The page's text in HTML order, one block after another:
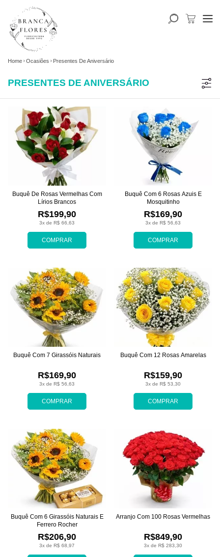
Home Ocasiões Presentes De Aniversário
PRESENTES DE ANIVERSÁRIO
COMPRAR
3x de R$ 66,63
R$199,90
Buquê De Rosas Vermelhas Com
Lírios Brancos
COMPRAR
3x de R$ 56,63
R$169,90
Buquê Com 6 Rosas Azuis E
Mosquitinho
COMPRAR
3x de R$ 56,63
R$169,90
Buquê Com 7 Girassóis Naturais
COMPRAR
3x de R$ 53,30
R$159,90
Buquê Com 12 Rosas Amarelas
3x de R$ 68,97
R$206,90
Buquê Com 6 Girassóis Naturais E
Ferrero Rocher
3x de R$ 283,30
R$849,90
Arranjo Com 100 Rosas Vermelhas